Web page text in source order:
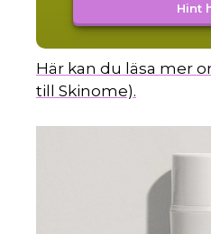
Hint
Här kan du läsa mer
till Skinome).